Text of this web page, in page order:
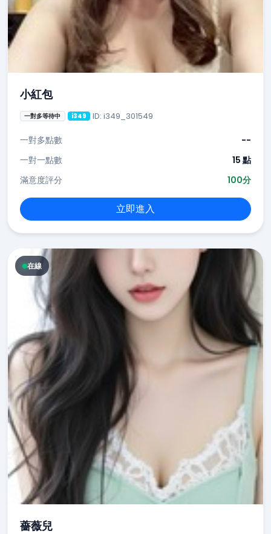
小紅包
一對多等待中 i349 ID: i349_301549
一對多點數
--
一對一點數
15 點
滿意度評分
100分
立即進入
在線
薔薇兒